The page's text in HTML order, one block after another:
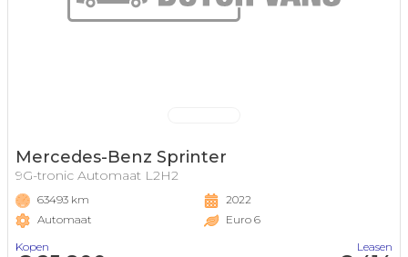
Mercedes-Benz Sprinter
9G-tronic Automaat L2H2
63493 km
Automaat
2022
Euro 6
Kopen
Leasen